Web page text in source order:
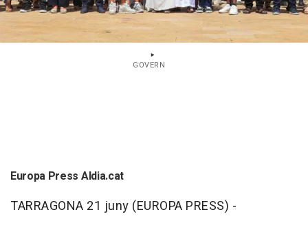
GOVERN
Europa Press Aldia.cat
TARRAGONA 21 juny (EUROPA PRESS) -